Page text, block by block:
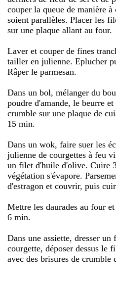
couper la queue de manière
soient parallèles. Placer les
sur une plaque allant au four.
Laver et couper de fines
tailler en julienne. Eplucher
Râper le parmesan.
Dans un bol, mélanger du
poudre d'amande, le beurre
crumble sur une plaque de
15 min.
Dans un wok, faire suer les
julienne de courgettes à feu
un filet d'huile d'olive. Cuire
végétation s'évapore.
d'estragon et couvrir, puis
Mettre les daurades au four
6 min.
Dans une assiette, dresser
courgette, déposer dessus le
avec des brisures de crumble